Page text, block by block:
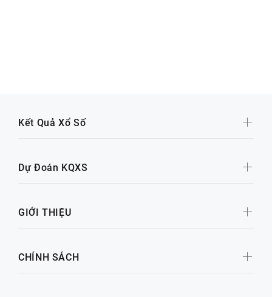
Kết Quả Xổ Số
Dự Đoán KQXS
GIỚI THIỆU
CHÍNH SÁCH